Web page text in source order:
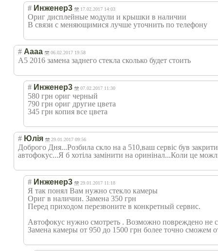
# Инженер3 17.02.2017 14:03
Ориг дисплейные модули и крышки в наличии
В связи с меняющимися лучше уточнить по телефону
# Аааа 06.02.2017 19:58
А5 2016 замена заднего стекла сколько будет стоить
# Инженер3 07.02.2017 11:30
580 грн ориг черный
790 грн ориг другие цвета
345 грн копия все цвета
# Юлія 29.01.2017 09:56
Доброго Дня...Розбила скло на а 510,ваш сервіс був
автофокус...Я б хотіла замінити на оринінал...Коли це
# Инженер3 29.01.2017 11:18
Я так понял Вам нужно стекло камеры
Ориг в наличии. Замена 350 грн
Перед приходом перезвоните в конкретный сервис.
Автофокус нужно смотреть . Возможно повреждено не
Замена камеры от 950 до 1500 грн более точно сможем